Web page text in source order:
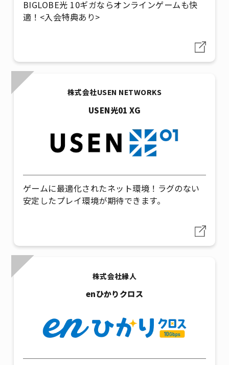
BIGLOBE光 10ギガならオンラインゲームも快
適！<入会特典あり>
株式会社USEN NETWORKS
USEN光01 XG
ゲームに最適化されたネット環境！ラグのない
安定したプレイ環境が期待できます。
株式会社縁人
enひかりクロス